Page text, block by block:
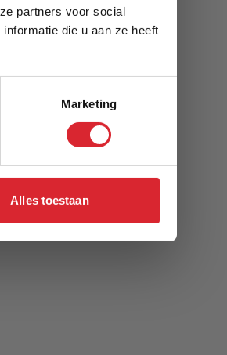
partners voor social
die u aan ze heeft
Marketing
Alles toestaan